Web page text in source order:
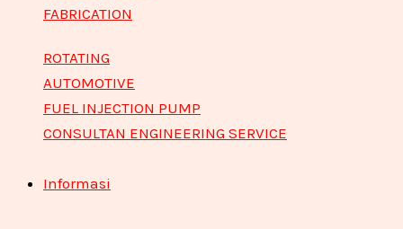
FABRICATION
ROTATING
AUTOMOTIVE
FUEL INJECTION PUMP
CONSULTAN ENGINEERING SERVICE
Informasi